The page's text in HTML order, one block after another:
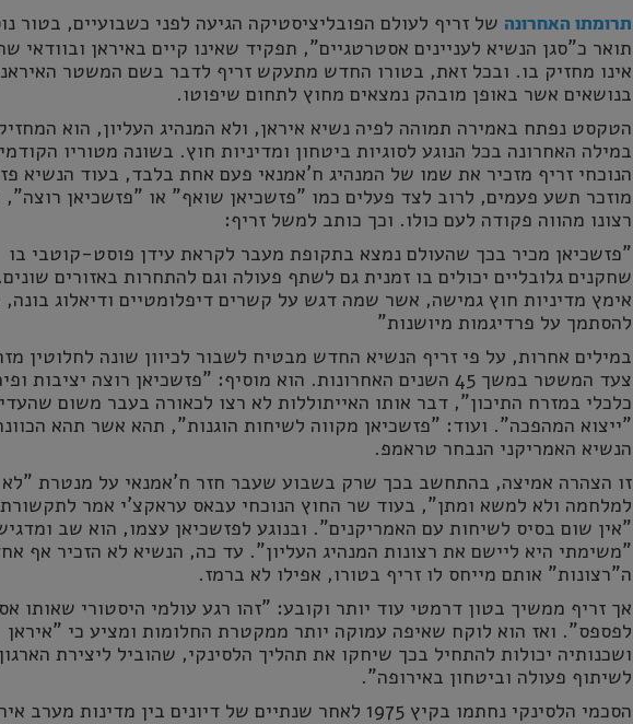
תרומתו האחרונה של זריף לעולם הפובליציסטיקה הגיעה לפני כשבועיים, בטור
תואר כ"סגן הנשיא לעניינים אסטרטגיים", תפקיד שאינו קיים באיראן ובוודאי
אינו מחזיק בו. ובכל זאת, בטורו החדש מתעקש זריף לדבר בשם המשטר
בנושאים אשר באופן מובהק נמצאים מחוץ לתחום שיפוטו.
הטקסט נפתח באמירה תמוהה לפיה נשיא איראן, ולא המנהיג העליון, הוא
במילה האחרונה בכל הנוגע לסוגיות ביטחון ומדיניות חוץ. בשונה מטוריו
הנוכחי זריף מזכיר את שמו של המנהיג ח'אמנאי פעם אחת בלבד, בעוד הנשיא
מוזכר תשע פעמים, לרוב לצד פעלים כמו "פזשכיאן שואף" או "פזשכיאן רוצה",
רצונו מהווה פקודה לעם כולו. וכך כותב למשל זריף:
"פזשכיאן מכיר בכך שהעולם נמצא בתקופת מעבר לקראת עידן פוסט-קוטבי בו
שחקנים גלובליים יכולים בו זמנית גם לשתף פעולה וגם להתחרות באזורים
אימץ מדיניות חוץ גמישה, אשר שמה דגש על קשרים דיפלומטיים ודיאלוג
להסתמך על פרדיגמות מיושנות"
במילים אחרות, על פי זריף הנשיא החדש מבטיח לשבור לכיוון שונה לחלוטין
צעד המשטר במשך 45 השנים האחרונות. הוא מוסיף: "פזשכיאן רוצה יציבות
כלכלי במזרח התיכון", דבר אותו האייתוללות לא רצו לכאורה בעבר משום
"ייצוא המהפכה". ועוד: "פזשכיאן מקווה לשיחות הוגנות", תהא אשר תהא
הנשיא האמריקני הנבחר טראמפ.
זו הצהרה אמיצה, בהתחשב בכך שרק בשבוע שעבר חזר ח'אמנאי על מנטרת "לא
למלחמה ולא למשא ומתן", בעוד שר החוץ הנוכחי עבאס עראקצ'י אמר לתקשורת
"אין שום בסיס לשיחות עם האמריקנים". ובנוגע לפזשכיאן עצמו, הוא שב
"משימתי היא ליישם את רצונות המנהיג העליון". עד כה, הנשיא לא הזכיר אף
ה"רצונות" אותם מייחס לו זריף בטורו, אפילו לא ברמז.
אך זריף ממשיך בטון דרמטי עוד יותר וקובע: "זהו רגע עולמי היסטורי שאותו
לפספס". ואז הוא לוקח שאיפה עמוקה יותר ממקטרת החלומות ומציע כי "איראן
ושכנותיה יכולות להתחיל בכך שיחקו את תהליך הלסינקי, שהוביל ליצירת הארגון
לשיתוף פעולה וביטחון באירופה".
הסכמי הלסינקי נחתמו בקיץ 1975 לאחר שנתיים של דיונים בין מדינות מערב